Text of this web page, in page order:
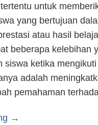
untuk
yang bertujuan
atau hasil
beberapa kelebihan
siswa ketika
adalah
pemahaman
→